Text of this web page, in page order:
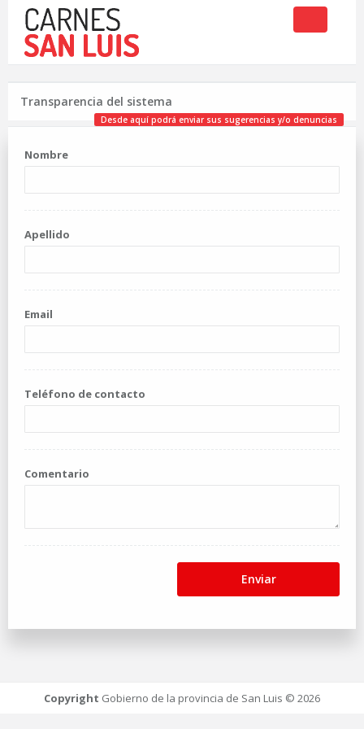
navigation
Transparencia del sistema
Desde aquí podrá enviar sus sugerencias y/o denuncias
Nombre
Apellido
Email
Teléfono de contacto
Comentario
Enviar
Copyright Gobierno de la provincia de San Luis © 2026